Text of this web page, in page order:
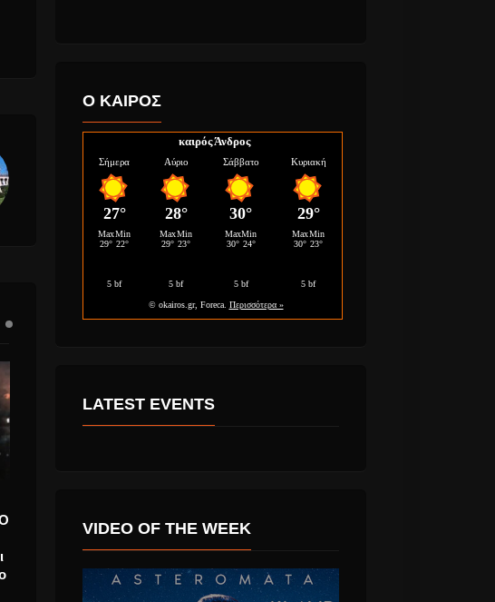
άλμπουμ, μια
υπογραφή και μια
πωλούνται 1,5
εκατομμυρίο δολάρια
Ένα Σπιρτόκουτο” Ο
νέος δίσκος του
των Β-Movies (audio
video)
Ο ΚΑΙΡΟΣ
καιρός Άνδρος
LATEST EVENTS
VIDEO OF THE WEEK